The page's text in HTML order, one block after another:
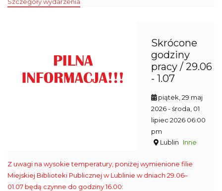
Skrócone
godziny
pracy / 29.06
- 1.07
piątek, 29 maj
2026- środa, 01
lipiec 2026 06:00
pm
Lublin
Inne
Z uwagi na wysokie temperatury, poniżej wymienione filie
Miejskiej Biblioteki Publicznej w Lublinie w dniach 29.06–
01.07 będą czynne do godziny 16.00: